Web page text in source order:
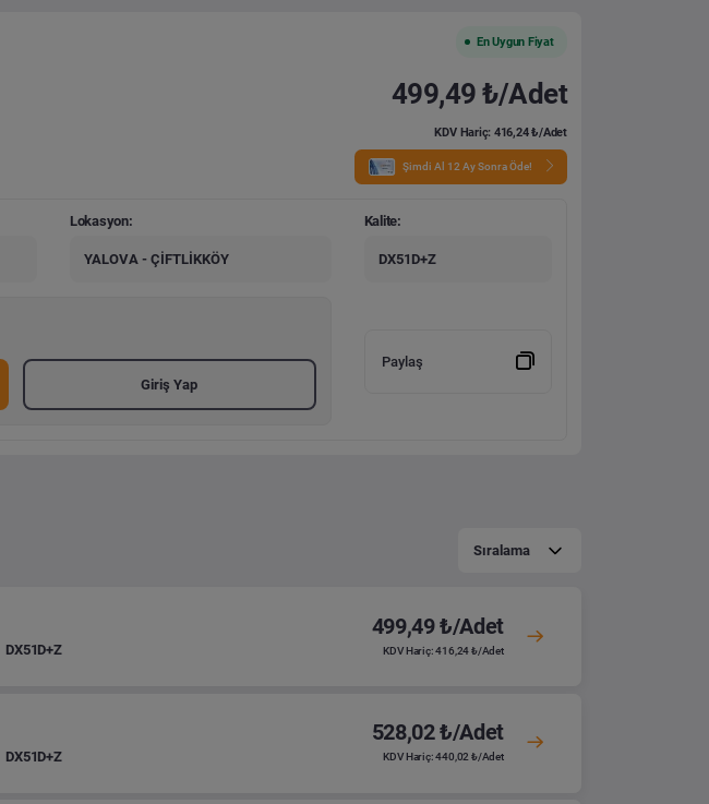
En Uygun Fiyat
499,49 ₺/Adet
KDV Hariç: 416,24 ₺/Adet
Şimdi Al 12 Ay Sonra Öde!
Lokasyon:
YALOVA - ÇİFTLİKKÖY
Kalite:
DX51D+Z
Giriş Yap
Paylaş
Sıralama
DX51D+Z
499,49 ₺/Adet
KDV Hariç: 416,24 ₺/Adet
DX51D+Z
528,02 ₺/Adet
KDV Hariç: 440,02 ₺/Adet